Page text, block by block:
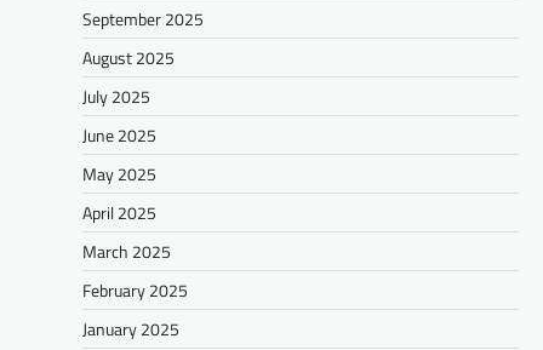
September 2025
August 2025
July 2025
June 2025
May 2025
April 2025
March 2025
February 2025
January 2025